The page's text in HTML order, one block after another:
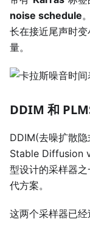
noise schedule
长在接近尾声时
量。
DDIM 和
DDIM(去噪扩散
Stable Diffusion
型设计的采样器
代方案。
这两个采样器已经